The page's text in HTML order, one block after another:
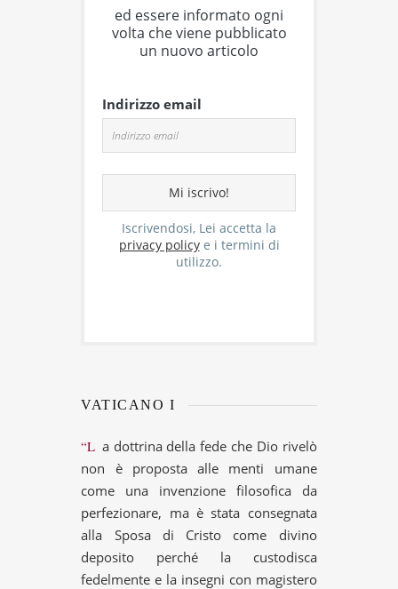
ed essere informato ogni
volta che viene pubblicato
un nuovo articolo
Indirizzo email
Iscrivendosi, Lei accetta la
privacy policye i termini di
utilizzo.
VATICANO I
“La dottrina della fede che Dio rivelò
non è proposta alle menti umane
come una invenzione filosofica da
perfezionare, ma è stata consegnata
alla Sposa di Cristo come divino
deposito perché la custodisca
fedelmente e la insegni con magistero